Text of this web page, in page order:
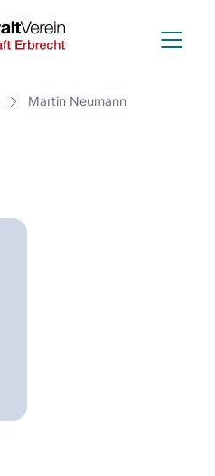
Deutscher
Anwalt
Verein
Martin Neumann